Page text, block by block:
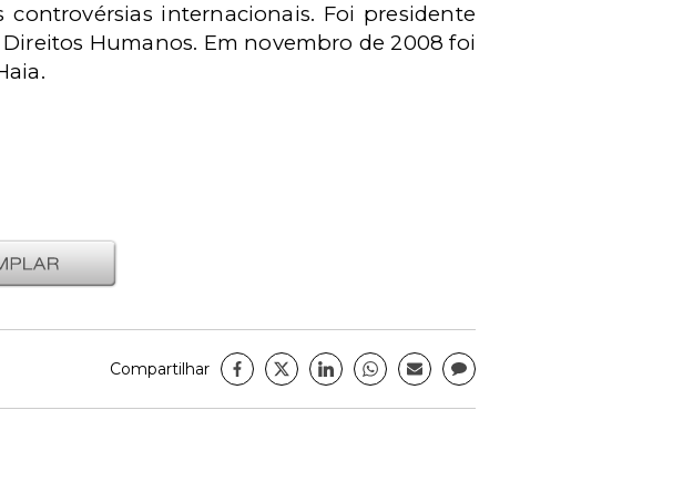
internacionais. Foi presidente
Humanos. Em novembro de 2008 foi
Compartilhar